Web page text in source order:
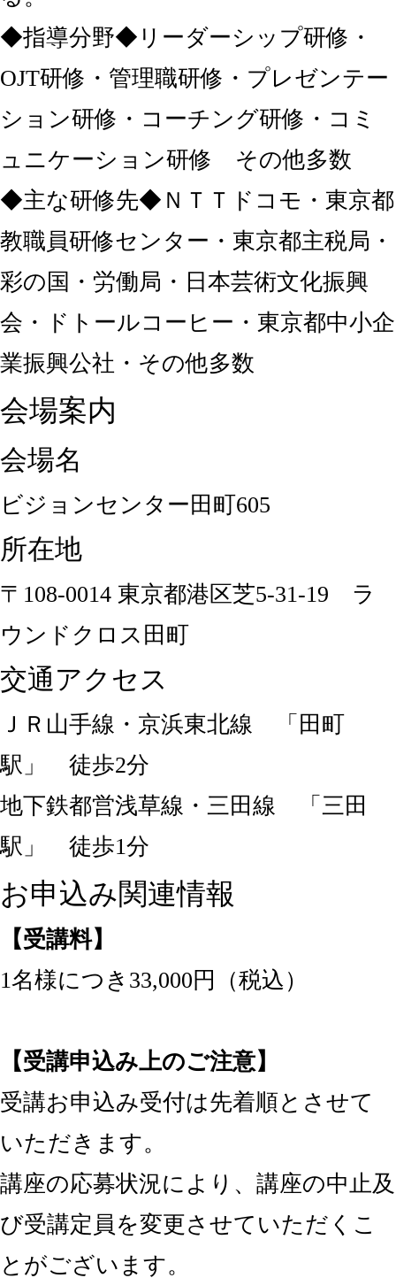
◆指導分野◆ リーダーシップ研修・
OJT研修・管理職研修・プレゼンテー
ション研修・コーチング研修・ コミ
ュニケーション研修 その他多数
◆主な研修先◆ＮＴＴドコモ・東京都
教職員研修センター・東京都主税局・
彩の国・労働局・ 日本芸術文化振興
会・ドトールコーヒー・東京都中小企
業振興公社・その他多数
会場案内
会場名
ビジョンセンター田町605
所在地
〒108-0014 東京都港区芝5-31-19 ラ
ウンドクロス田町
交通アクセス
ＪＲ山手線・京浜東北線 「田町
駅」 徒歩2分
地下鉄都営浅草線・三田線 「三田
駅」 徒歩1分
お申込み関連情報
【受講料】
1名様につき33,000円（税込）
【受講申込み上のご注意】
受講お申込み受付は先着順とさせて
いただきます。
講座の応募状況により、講座の中止及
び受講定員を変更させていただくこ
とがございます。